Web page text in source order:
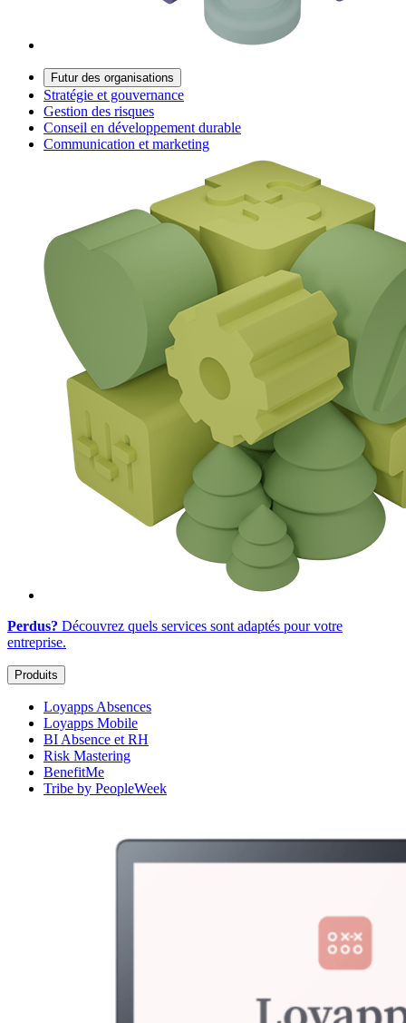
Futur des organisations
Stratégie et gouvernance
Gestion des risques
Conseil en développement durable
Communication et marketing
Perdus? Découvrez quels services sont adaptés pour votre
entreprise.
Produits
Loyapps Absences
Loyapps Mobile
BI Absence et RH
Risk Mastering
BenefitMe
Tribe by PeopleWeek